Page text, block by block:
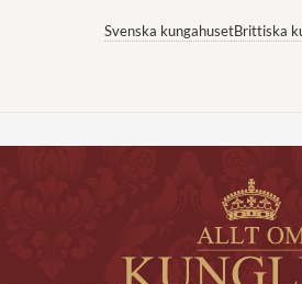
Svenska kungahusetBrittiska